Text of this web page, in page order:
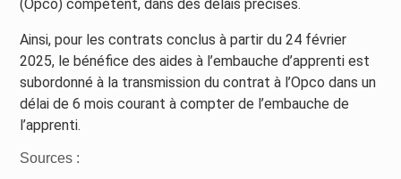
(Opco) compétent, dans des délais précisés.
Ainsi, pour les contrats conclus à partir du 24 février
2025, le bénéfice des aides à l’embauche d’apprenti est
subordonné à la transmission du contrat à l’Opco dans un
délai de 6 mois courant à compter de l’embauche de
l’apprenti.
Sources :